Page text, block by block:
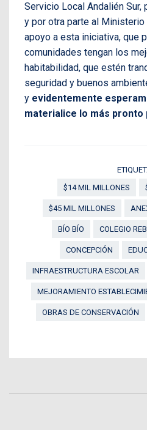
Servicio Local Andalién Sur,
y por otra parte al Ministerio
apoyo a esta iniciativa, que
comunidades tengan los
habitabilidad, que estén
seguridad y buenos
y evidentemente
materialice lo más pronto
$14 MIL MILLONES
$45 MIL MILLONES
BÍO BÍO COLEGIO
CONCEPCIÓN
INFRAESTRUCTURA ESCOLAR
MEJORAMIENTO
OBRAS DE CONSERVACIÓN